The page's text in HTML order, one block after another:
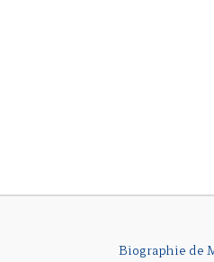
Biographie de